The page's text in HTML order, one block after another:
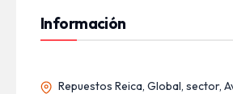
Información
Repuestos Reica, Global, sector,